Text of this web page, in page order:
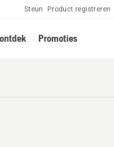
Steun Product registreren
Promoties